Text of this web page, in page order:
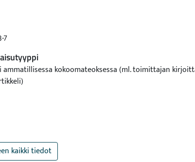
7
ammatillisessa kokoomateoksessa (ml. toimittajan
kaikki tiedot